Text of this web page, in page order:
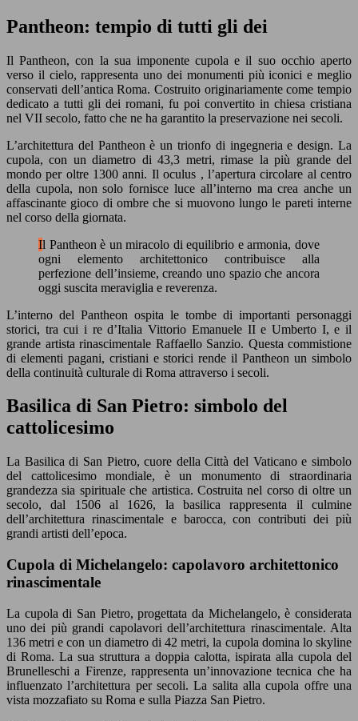
Pantheon: tempio di tutti gli dei
Il Pantheon, con la sua imponente cupola e il suo occhio aperto
verso il cielo, rappresenta uno dei monumenti più iconici e meglio
conservati dell’antica Roma. Costruito originariamente come tempio
dedicato a tutti gli dei romani, fu poi convertito in chiesa cristiana
nel VII secolo, fatto che ne ha garantito la preservazione nei secoli.
L’architettura del Pantheon è un trionfo di ingegneria e design. La
cupola, con un diametro di 43,3 metri, rimase la più grande del
mondo per oltre 1300 anni. Il oculus , l’apertura circolare al centro
della cupola, non solo fornisce luce all’interno ma crea anche un
affascinante gioco di ombre che si muovono lungo le pareti interne
nel corso della giornata.
Il Pantheon è un miracolo di equilibrio e armonia, dove
ogni elemento architettonico contribuisce alla
perfezione dell’insieme, creando uno spazio che ancora
oggi suscita meraviglia e reverenza.
L’interno del Pantheon ospita le tombe di importanti personaggi
storici, tra cui i re d’Italia Vittorio Emanuele II e Umberto I, e il
grande artista rinascimentale Raffaello Sanzio. Questa commistione
di elementi pagani, cristiani e storici rende il Pantheon un simbolo
della continuità culturale di Roma attraverso i secoli.
Basilica di San Pietro: simbolo del
cattolicesimo
La Basilica di San Pietro, cuore della Città del Vaticano e simbolo
del cattolicesimo mondiale, è un monumento di straordinaria
grandezza sia spirituale che artistica. Costruita nel corso di oltre un
secolo, dal 1506 al 1626, la basilica rappresenta il culmine
dell’architettura rinascimentale e barocca, con contributi dei più
grandi artisti dell’epoca.
Cupola di Michelangelo: capolavoro architettonico
rinascimentale
La cupola di San Pietro, progettata da Michelangelo, è considerata
uno dei più grandi capolavori dell’architettura rinascimentale. Alta
136 metri e con un diametro di 42 metri, la cupola domina lo skyline
di Roma. La sua struttura a doppia calotta, ispirata alla cupola del
Brunelleschi a Firenze, rappresenta un’innovazione tecnica che ha
influenzato l’architettura per secoli. La salita alla cupola offre una
vista mozzafiato su Roma e sulla Piazza San Pietro.